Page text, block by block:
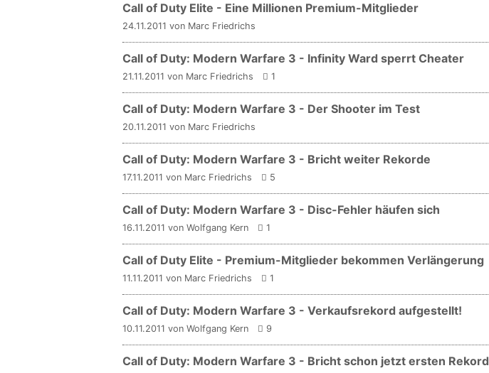
Call of Duty Elite - Eine Millionen Premium-Mitglieder
24.11.2011 von Marc Friedrichs
Call of Duty: Modern Warfare 3 - Infinity Ward sperrt Cheater
21.11.2011 von Marc Friedrichs 1
Call of Duty: Modern Warfare 3 - Der Shooter im Test
20.11.2011 von Marc Friedrichs
Call of Duty: Modern Warfare 3 - Bricht weiter Rekorde
17.11.2011 von Marc Friedrichs 5
Call of Duty: Modern Warfare 3 - Disc-Fehler häufen sich
16.11.2011 von Wolfgang Kern 1
Call of Duty Elite - Premium-Mitglieder bekommen Verlängerung
11.11.2011 von Marc Friedrichs 1
Call of Duty: Modern Warfare 3 - Verkaufsrekord aufgestellt!
10.11.2011 von Wolfgang Kern 9
Call of Duty: Modern Warfare 3 - Bricht schon jetzt ersten Rekord